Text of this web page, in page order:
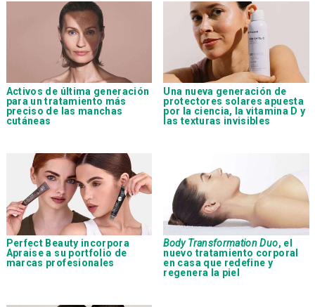
Activos de última generación
para un tratamiento más
preciso de las manchas
cutáneas
Una nueva generación de
protectores solares apuesta
por la ciencia, la vitamina D y
las texturas invisibles
Perfect Beauty incorpora
Apraise a su portfolio de
marcas profesionales
Body Transformation Duo, el
nuevo tratamiento corporal
en casa que redefine y
regenera la piel